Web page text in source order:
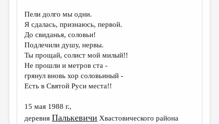
Пели долго мы одни.
Я сдалась, признаюсь, первой.
До свиданья, соловьи!
Подлечили душу, нервы.
Ты прощай, солист мой милый!!
Не прошли и метров ста -
грянул вновь хор соловьиный -
Есть в Святой Руси места!!
15 мая 1988 г.,
деревня Палькевичи Хвастовического района